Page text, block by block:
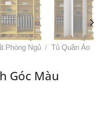
Phòng Ngủ / Tủ Quần Áo
Góc Màu